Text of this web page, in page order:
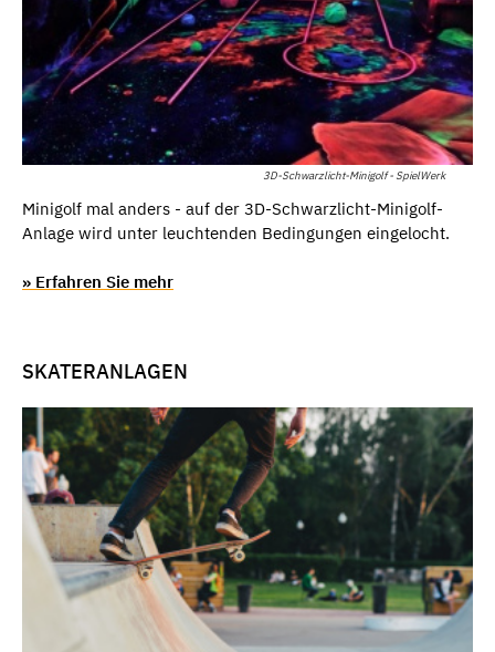
3D-Schwarzlicht-Minigolf - SpielWerk
Minigolf mal anders - auf der 3D-Schwarzlicht-Minigolf-
Anlage wird unter leuchtenden Bedingungen eingelocht.
» Erfahren Sie mehr
SKATERANLAGEN